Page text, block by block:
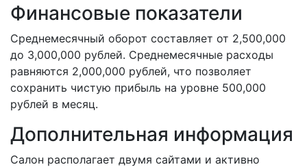
Финансовые показатели
Среднемесячный оборот составляет от 2,500,000
до 3,000,000 рублей. Среднемесячные расходы
равняются 2,000,000 рублей, что позволяет
сохранить чистую прибыль на уровне 500,000
рублей в месяц.
Дополнительная информация
Салон располагает двумя сайтами и активно